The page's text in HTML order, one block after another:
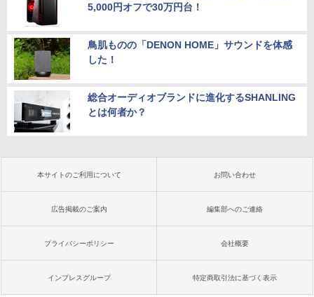
5,000円オフで30万円台！
鳥肌ものの「DENON HOME」サウンドを体感
した！
総合オーディオブランドに進化するSHANLING
とは何者か？
本サイトのご利用について お問い合わせ
広告掲載のご案内 編集部へのご連絡
プライバシーポリシー 会社概要
インプレスグループ 特定商取引法に基づく表示